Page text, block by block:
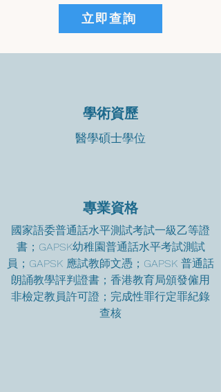
立即查詢
學術資歷
醫學碩士學位
專業資格
國家語委普通話水平測試考試一級乙等證
書；GAPSK幼稚園普通話水平考試測試
員；GAPSK 應試教師文憑；GAPSK 普通話
朗誦教學評判證書；香港教育局頒發僱用
非檢定教員許可證；完成性罪行定罪紀錄
查核